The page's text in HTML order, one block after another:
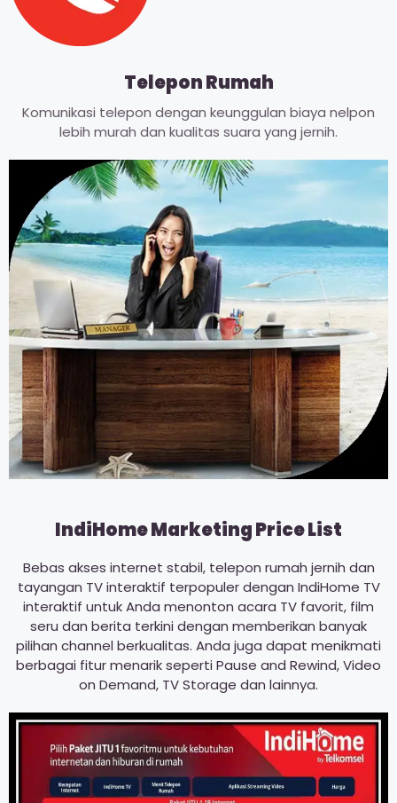
Telepon Rumah
Komunikasi telepon dengan keunggulan biaya nelpon
lebih murah dan kualitas suara yang jernih.
IndiHome Marketing Price List
Bebas akses internet stabil, telepon rumah jernih dan
tayangan TV interaktif terpopuler dengan IndiHome TV
interaktif untuk Anda menonton acara TV favorit, film
seru dan berita terkini dengan memberikan banyak
pilihan channel berkualitas. Anda juga dapat menikmati
berbagai fitur menarik seperti Pause and Rewind, Video
on Demand, TV Storage dan lainnya.